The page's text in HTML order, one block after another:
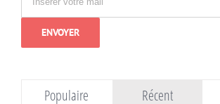
Populaire Récent